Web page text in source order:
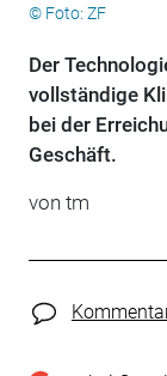
© Foto: ZF
Der
vollständige
bei der
Geschäft.
von tm